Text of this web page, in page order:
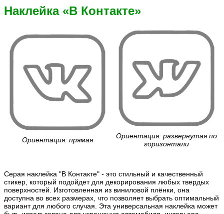
Наклейка «В Контакте»
Ориентация: прямая
Ориентация: развернутая по
горизонтали
Серая наклейка "В Контакте" - это стильный и качественный
стикер, который подойдет для декорирования любых твердых
поверхностей. Изготовленная из виниловой плёнки, она
доступна во всех размерах, что позволяет выбрать оптимальный
вариант для любого случая. Эта универсальная наклейка может